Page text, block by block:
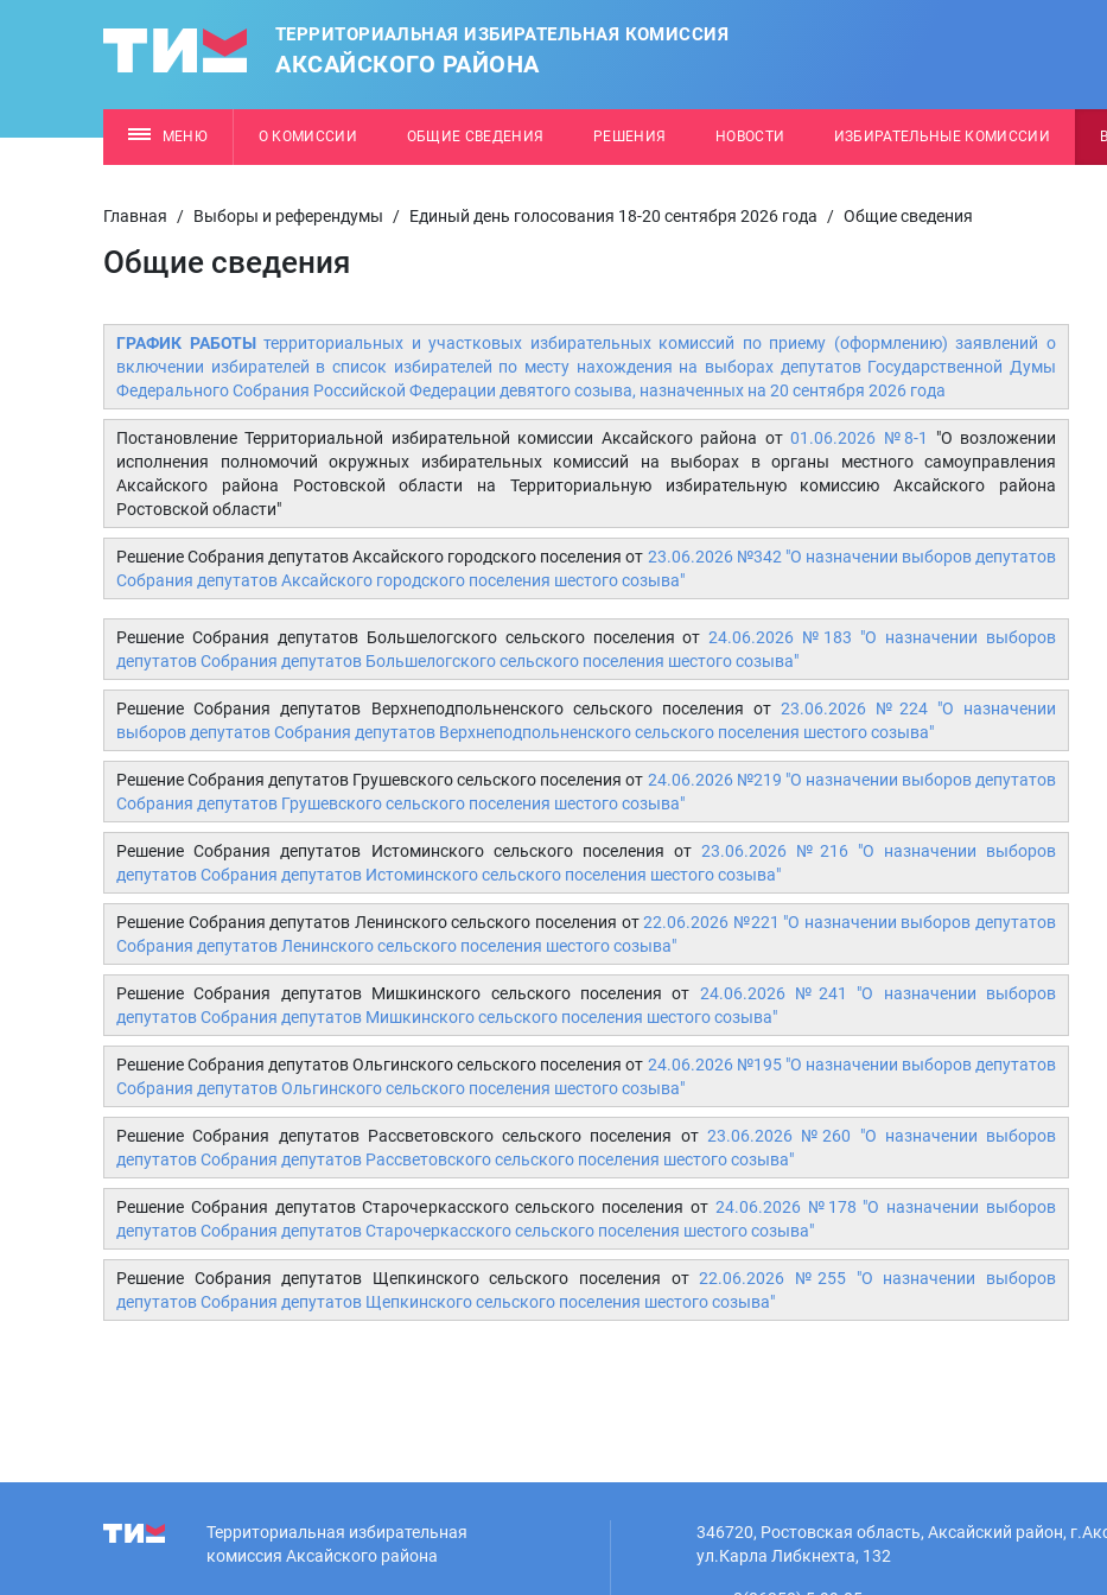
ТЕРРИТОРИАЛЬНАЯ ИЗБИРАТЕЛЬНАЯ КОМИССИЯ
АКСАЙСКОГО РАЙОНА
МЕНЮ О КОМИССИИ ОБЩИЕ СВЕДЕНИЯ РЕШЕНИЯ НОВОСТИ ИЗБИРАТЕЛЬНЫЕ КОМИССИИ
Главная / Выборы и референдумы / Единый день голосования 18-20 сентября 2026 года / Общие сведения
Общие сведения
ГРАФИК РАБОТЫтерриториальных и участковых избирательных комиссий по приему (оформлению) заявлений о
включении избирателей в список избирателей по месту нахождения на выборах депутатов Государственной Думы
Федерального Собрания Российской Федерации девятого созыва, назначенных на 20 сентября 2026 года
Постановление Территориальной избирательной комиссии Аксайского района от01.06.2026 №8-1
"О возложении
исполнения полномочий окружных избирательных комиссий на выборах в органы местного самоуправления
Аксайского района Ростовской области на Территориальную избирательную комиссию Аксайского района
Ростовской области"
Решение Собрания депутатов Аксайского городского поселения от 23.06.2026 №342 "О назначении выборов депутатов
Собрания депутатов Аксайского городского поселения шестого созыва"
Решение Собрания депутатов Большелогского сельского поселения от24.06.2026 №183 "О назначении выборов
депутатов Собрания депутатов Большелогского сельского поселения шестого созыва"
Решение Собрания депутатов Верхнеподпольненского сельского поселения от23.06.2026 №224 "О назначении
выборов депутатов Собрания депутатов Верхнеподпольненского сельского поселения шестого созыва"
Решение Собрания депутатов Грушевского сельского поселения от 24.06.2026 №219 "О назначении выборов депутатов
Собрания депутатов Грушевского сельского поселения шестого созыва"
Решение Собрания депутатов Истоминского сельского поселения от23.06.2026 №216 "О назначении выборов
депутатов Собрания депутатов Истоминского сельского поселения шестого созыва"
Решение Собрания депутатов Ленинского сельского поселения от22.06.2026 №221 "О назначении выборов депутатов
Собрания депутатов Ленинского сельского поселения шестого созыва"
Решение Собрания депутатов Мишкинского сельского поселения от 24.06.2026 №241 "О назначении выборов
депутатов Собрания депутатов Мишкинского сельского поселения шестого созыва"
Решение Собрания депутатов Ольгинского сельского поселения от 24.06.2026 №195 "О назначении выборов депутатов
Собрания депутатов Ольгинского сельского поселения шестого созыва"
Решение Собрания депутатов Рассветовского сельского поселения от 23.06.2026 №260 "О назначении выборов
депутатов Собрания депутатов Рассветовского сельского поселения шестого созыва"
Решение Собрания депутатов Старочеркасского сельского поселения от 24.06.2026 №178 "О назначении выборов
депутатов Собрания депутатов Старочеркасского сельского поселения шестого созыва"
Решение Собрания депутатов Щепкинского сельского поселения от22.06.2026 №255 "О назначении выборов
депутатов Собрания депутатов Щепкинского сельского поселения шестого созыва"
Территориальная избирательная
комиссия Аксайского района
346720, Ростовская область, Аксайский район,
ул.Карла Либкнехта, 132